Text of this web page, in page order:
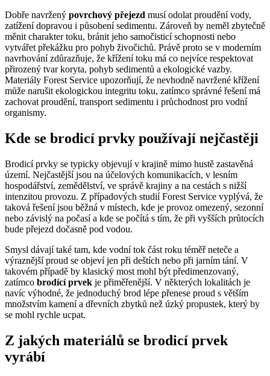
Dobře navržený povrchový přejezd musí odolat proudění vody,
zatížení dopravou i působení sedimentu. Zároveň by neměl zbytečně
měnit charakter toku, bránit jeho samočisticí schopnosti nebo
vytvářet překážku pro pohyb živočichů. Právě proto se v moderním
navrhování zdůrazňuje, že křížení toku má co nejvíce respektovat
přirozený tvar koryta, pohyb sedimentů a ekologické vazby.
Materiály Forest Service upozorňují, že nevhodně navržené křížení
může narušit ekologickou integritu toku, zatímco správné řešení má
zachovat proudění, transport sedimentu i průchodnost pro vodní
organismy.
Kde se brodicí prvky používají nejčastěji
Brodicí prvky se typicky objevují v krajině mimo hustě zastavěná
území. Nejčastější jsou na účelových komunikacích, v lesním
hospodářství, zemědělství, ve správě krajiny a na cestách s nižší
intenzitou provozu. Z případových studií Forest Service vyplývá, že
taková řešení jsou běžná v místech, kde je provoz omezený, sezonní
nebo závislý na počasí a kde se počítá s tím, že při vyšších průtocích
bude přejezd dočasně pod vodou.
Smysl dávají také tam, kde vodní tok část roku téměř neteče a
výraznější proud se objeví jen při deštích nebo při jarním tání. V
takovém případě by klasický most mohl být předimenzovaný,
zatímco brodící prvek je přiměřenější. V některých lokalitách je
navíc výhodné, že jednoduchý brod lépe přenese proud s větším
množstvím kamení a dřevních zbytků než úzký propustek, který by
se mohl rychle ucpat.
Z jakých materiálů se brodicí prvek
vyrábí